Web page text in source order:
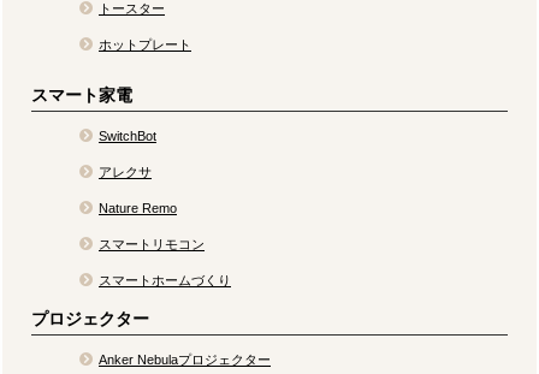
トースター
ホットプレート
スマート家電
SwitchBot
アレクサ
Nature Remo
スマートリモコン
スマートホームづくり
プロジェクター
Anker Nebulaプロジェクター